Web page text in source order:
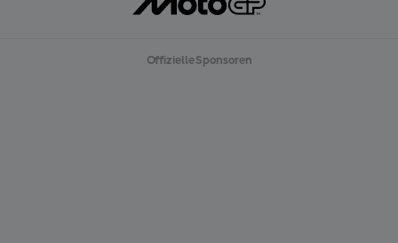
Offizielle Sponsoren